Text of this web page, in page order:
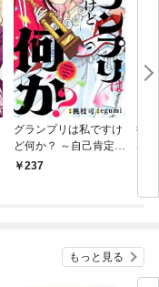
グランプリは私ですけ
ど何か？ ～自己肯定モ
ンスターのミスコン無
237
後
は
もっと見る